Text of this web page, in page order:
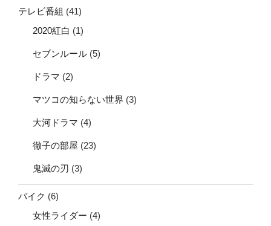
テレビ番組 (41)
2020紅白 (1)
セブンルール (5)
ドラマ (2)
マツコの知らない世界 (3)
大河ドラマ (4)
徹子の部屋 (23)
鬼滅の刃 (3)
バイク (6)
女性ライダー (4)